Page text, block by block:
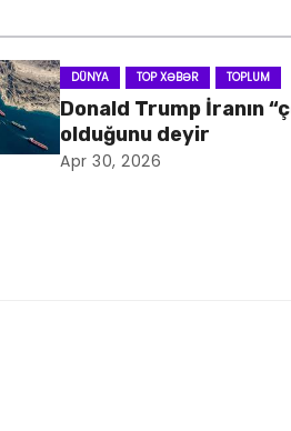
DÜNYA TOP XƏBƏR TOPLUM
Donald Trump İranın
olduğunu deyir
Apr 30, 2026